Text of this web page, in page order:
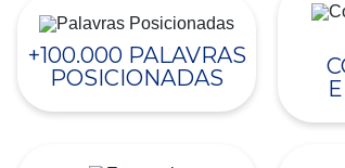
+100.000 PALAVRAS
POSICIONADAS